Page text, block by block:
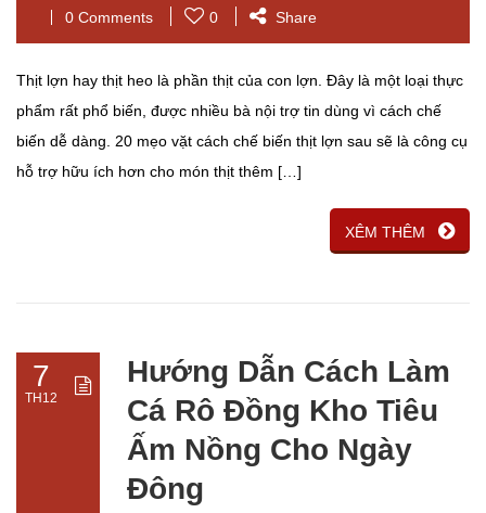
0 Comments
0 Share
Thịt lợn hay thịt heo là phần thịt của con lợn. Đây là một loại thực
phẩm rất phổ biến, được nhiều bà nội trợ tin dùng vì cách chế
biến dễ dàng. 20 mẹo vặt cách chế biến thịt lợn sau sẽ là công cụ
hỗ trợ hữu ích hơn cho món thịt thêm […]
XÊM THÊM
7
TH12
Hướng Dẫn Cách Làm
Cá Rô Đồng Kho Tiêu
Ấm Nồng Cho Ngày
Đông